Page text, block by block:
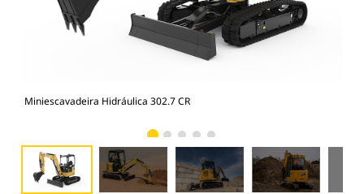
Miniescavadeira Hidráulica 302.7 CR